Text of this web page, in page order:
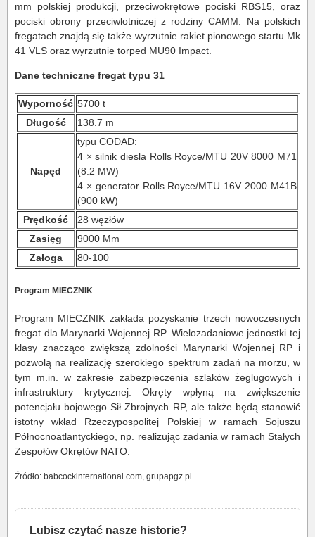
mm polskiej produkcji, przeciwokrętowe pociski RBS15, oraz
pociski obrony przeciwlotniczej z rodziny CAMM. Na polskich
fregatach znajdą się także wyrzutnie rakiet pionowego startu Mk
41 VLS oraz wyrzutnie torped MU90 Impact.
Dane techniczne fregat typu 31
Wyporność 5700 t
Długość
138.7 m
Napęd
typu CODAD:
4 × silnik diesla Rolls Royce/MTU 20V 8000 M71
(8.2 MW)
4 × generator Rolls Royce/MTU 16V 2000 M41B
(900 kW)
Prędkość
28 węzłów
Zasięg
9000 Mm
Załoga
80-100
Program MIECZNIK
Program MIECZNIK zakłada pozyskanie trzech nowoczesnych
fregat dla Marynarki Wojennej RP. Wielozadaniowe jednostki tej
klasy znacząco zwiększą zdolności Marynarki Wojennej RP i
pozwolą na realizację szerokiego spektrum zadań na morzu, w
tym m.in. w zakresie zabezpieczenia szlaków żeglugowych i
infrastruktury krytycznej. Okręty wpłyną na zwiększenie
potencjału bojowego Sił Zbrojnych RP, ale także będą stanowić
istotny wkład Rzeczypospolitej Polskiej w ramach Sojuszu
Północnoatlantyckiego, np. realizując zadania w ramach Stałych
Zespołów Okrętów NATO.
Źródło: babcockinternational.com, grupapgz.pl
Lubisz czytać nasze historie?